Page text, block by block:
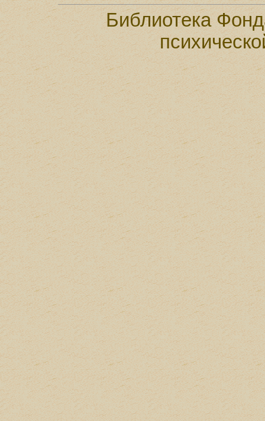
Библиотека